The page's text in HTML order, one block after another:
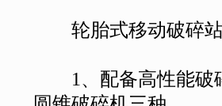
轮胎式移动破碎站
1、配备高性能破碎